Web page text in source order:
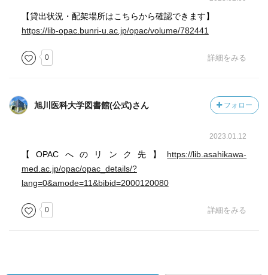
【貸出状況・配架場所はこちらから確認できます】
https://lib-opac.bunri-u.ac.jp/opac/volume/782441
0 詳細をみる
旭川医科大学図書館(公式)さん フォロー
2023.01.12
【OPACへのリンク先】 https://lib.asahikawa-
med.ac.jp/opac/opac_details/?
lang=0&amode=11&bibid=2000120080
0 詳細をみる